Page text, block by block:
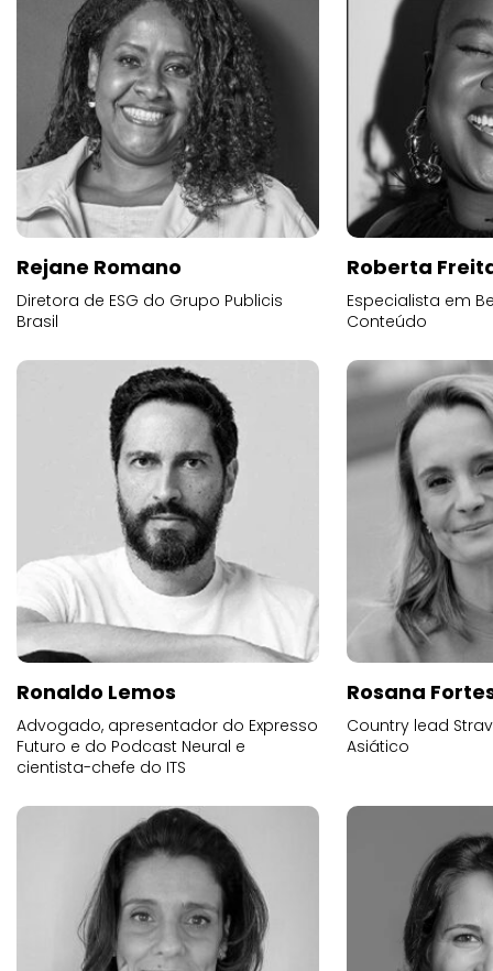
Rejane Romano
Diretora de ESG do Grupo Publicis
Brasil
Roberta
Especialista em
Conteúdo
Ronaldo Lemos
Advogado, apresentador do Expresso
Futuro e do Podcast Neural e
cientista-chefe do ITS
Rosana
Country lead
Asiático